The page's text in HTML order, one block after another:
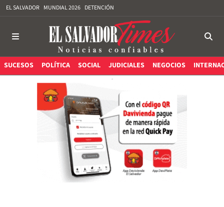
EL SALVADOR MUNDIAL 2026 DETENCIÓN
SUCESOS POLÍTICA SOCIAL JUDICIALES NEGOCIOS